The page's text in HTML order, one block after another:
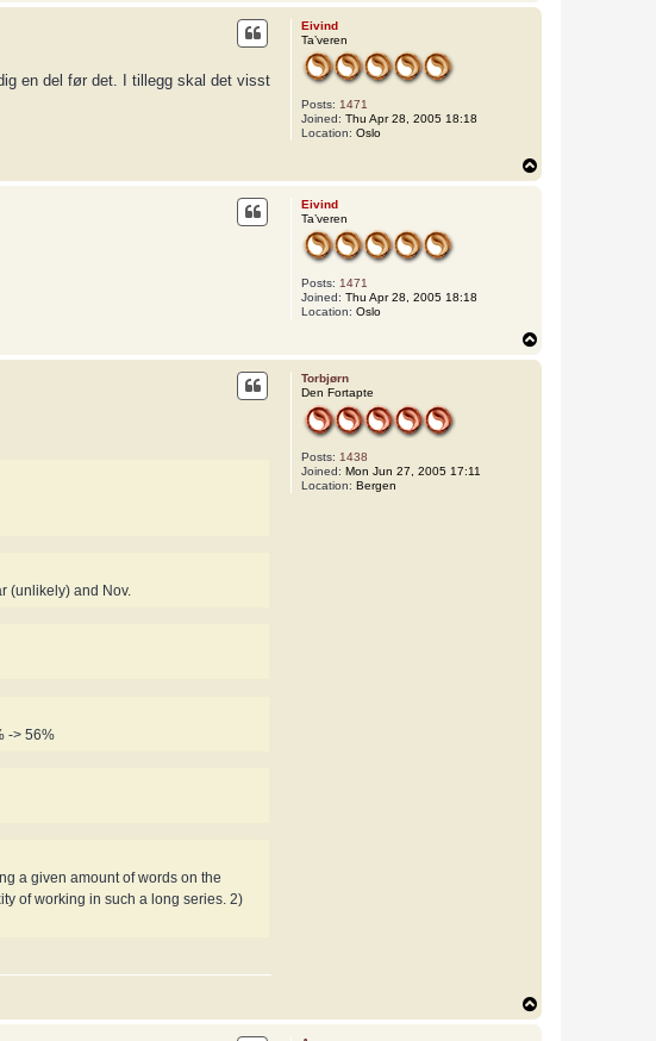
Eivind
Ta’veren
Posts: 1471
Joined: Thu Apr 28, 2005 18:18
Location: Oslo
en del før det. I tillegg skal det visst
o
Eivind
Ta’veren
Posts: 1471
Joined: Thu Apr 28, 2005 18:18
Location: Oslo
Torbjørn
Den Fortapte
Posts: 1438
Joined: Mon Jun 27, 2005 17:11
Location: Bergen
(unlikely) and Nov.
-> 56%
a given amount of words on the
of working in such a long series. 2)